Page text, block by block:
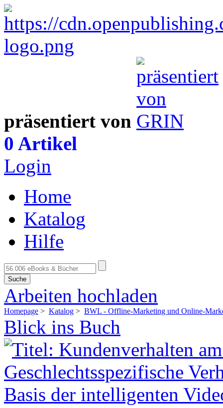
präsentiert von
0 Artikel
Login
Home
Katalog
Hilfe
Suche
Arbeiten hochladen
Homepage > Katalog > BWL - Offline-Marketing und Online-
Blick ins Buch